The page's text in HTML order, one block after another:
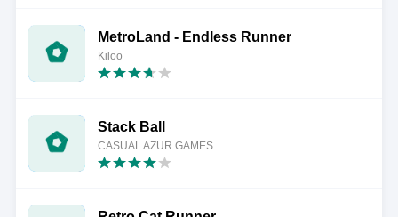
MetroLand - Endless Runner
Kiloo
Stack Ball
CASUAL AZUR GAMES